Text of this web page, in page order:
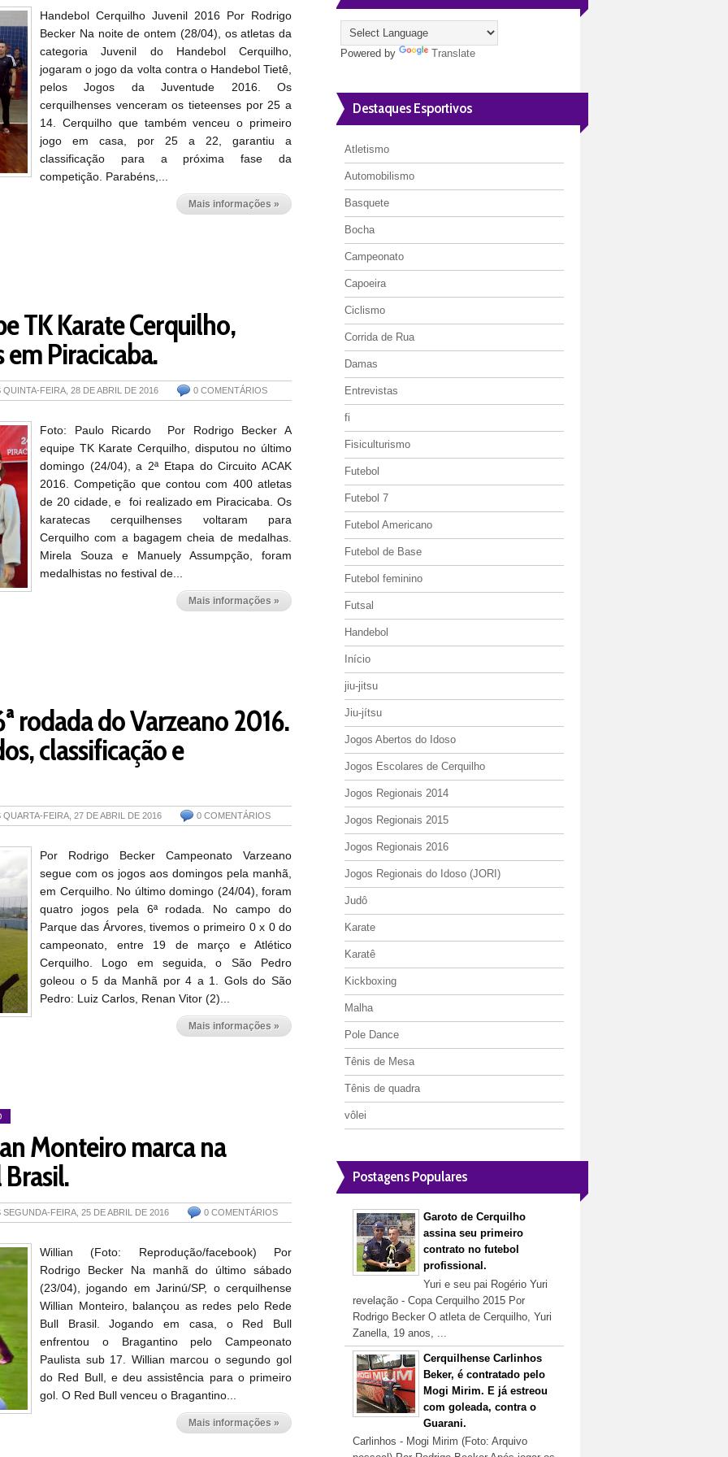
Handebol Cerquilho Juvenil 2016 Por Rodrigo
Becker Na noite de ontem (28/04), os atletas da
categoria Juvenil do Handebol Cerquilho,
jogaram o jogo da volta contra o Handebol Tietê,
pelos Jogos da Juventude 2016. Os
cerquilhenses venceram os tieteenses por 25 a
14. Cerquilho que também venceu o primeiro
jogo em casa, por 25 a 22, garantiu a
classificação para a próxima fase da
competição. Parabéns,...
Mais informações »
TK Karate Cerquilho,
Piracicaba.
QUINTA-FEIRA, 28 DE ABRIL DE 2016 0 COMENTÁRIOS
Foto: Paulo Ricardo Por Rodrigo Becker A
equipe TK Karate Cerquilho, disputou no último
domingo (24/04), a 2ª Etapa do Circuito ACAK
2016. Competição que contou com 400 atletas
de 20 cidade, e foi realizado em Piracicaba. Os
karatecas cerquilhenses voltaram para
Cerquilho com a bagagem cheia de medalhas.
Mirela Souza e Manuely Assumpção, foram
medalhistas no festival de...
Mais informações »
rodada do Varzeano 2016.
classificação e
QUARTA-FEIRA, 27 DE ABRIL DE 2016 0 COMENTÁRIOS
Por Rodrigo Becker Campeonato Varzeano
segue com os jogos aos domingos pela manhã,
em Cerquilho. No último domingo (24/04), foram
quatro jogos pela 6ª rodada. No campo do
Parque das Árvores, tivemos o primeiro 0 x 0 do
campeonato, entre 19 de março e Atlético
Cerquilho. Logo em seguida, o São Pedro
goleou o 5 da Manhã por 4 a 1. Gols do São
Pedro: Luiz Carlos, Renan Vitor (2)...
Mais informações »
Monteiro marca na
SEGUNDA-FEIRA, 25 DE ABRIL DE 2016 0 COMENTÁRIOS
Willian (Foto: Reprodução/facebook) Por
Rodrigo Becker Na manhã do último sábado
(23/04), jogando em Jarinú/SP, o cerquilhense
Willian Monteiro, balançou as redes pelo Rede
Bull Brasil. Jogando em casa, o Red Bull
enfrentou o Bragantino pelo Campeonato
Paulista sub 17. Willian marcou o segundo gol
do Red Bull, e deu assistência para o primeiro
gol. O Red Bull venceu o Bragantino...
Mais informações »
Powered by Translate
Destaques Esportivos
Atletismo
Automobilismo
Basquete
Bocha
Campeonato
Capoeira
Ciclismo
Corrida de Rua
Damas
Entrevistas
fi
Fisiculturismo
Futebol
Futebol 7
Futebol Americano
Futebol de Base
Futebol feminino
Futsal
Handebol
Início
jiu-jitsu
Jiu-jítsu
Jogos Abertos do Idoso
Jogos Escolares de Cerquilho
Jogos Regionais 2014
Jogos Regionais 2015
Jogos Regionais 2016
Jogos Regionais do Idoso (JORI)
Judô
Karate
Karatê
Kickboxing
Malha
Pole Dance
Tênis de Mesa
Tênis de quadra
vôlei
Postagens Populares
Garoto de Cerquilho
assina seu primeiro
contrato no futebol
profissional.
Yuri e seu pai Rogério Yuri
revelação - Copa Cerquilho 2015 Por
Rodrigo Becker O atleta de Cerquilho, Yuri
Zanella, 19 anos, ...
Cerquilhense Carlinhos
Beker, é contratado pelo
Mogi Mirim. E já estreou
com goleada, contra o
Guarani.
Carlinhos - Mogi Mirim (Foto: Arquivo